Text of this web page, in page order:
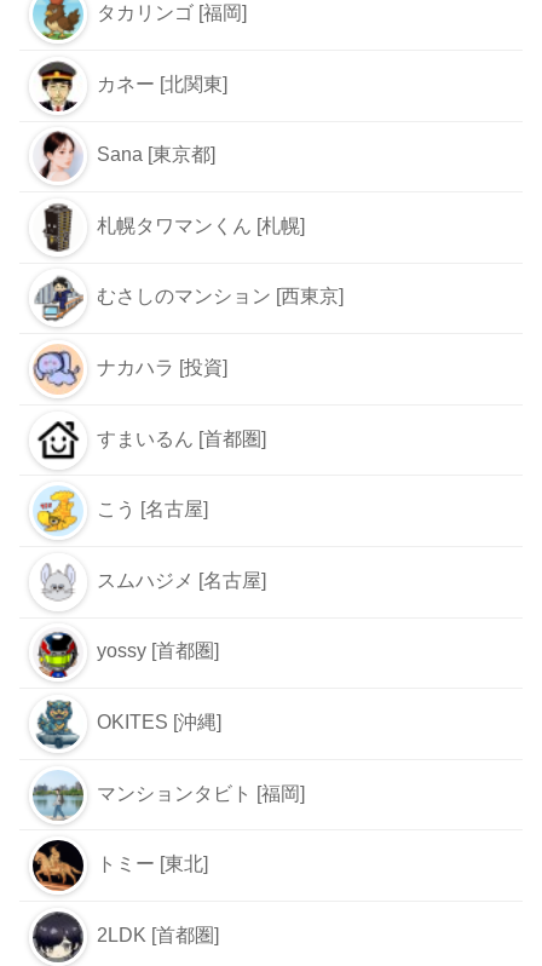
タカリンゴ [福岡]
カネー [北関東]
Sana [東京都]
札幌タワマンくん [札幌]
むさしのマンション [西東京]
ナカハラ [投資]
すまいるん [首都圏]
こう [名古屋]
スムハジメ [名古屋]
yossy [首都圏]
OKITES [沖縄]
マンションタビト [福岡]
トミー [東北]
2LDK [首都圏]